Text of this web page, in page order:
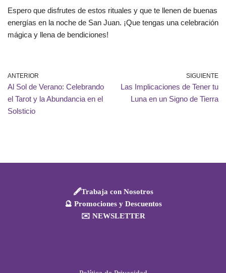
Espero que disfrutes de estos rituales y que te llenen de buenas
energías en la noche de San Juan. ¡Que tengas una celebración
mágica y llena de bendiciones!
ANTERIOR
Al Sol de Verano: Celebrando
el Tarot y la Abundancia en el
Solsticio
SIGUIENTE
Las Implicaciones de Tener tu
Luna en un Signo de Tierra
🖋️Trabaja con Nosotros
🔮 Promociones y Descuentos
✉️ NEWSLETTER